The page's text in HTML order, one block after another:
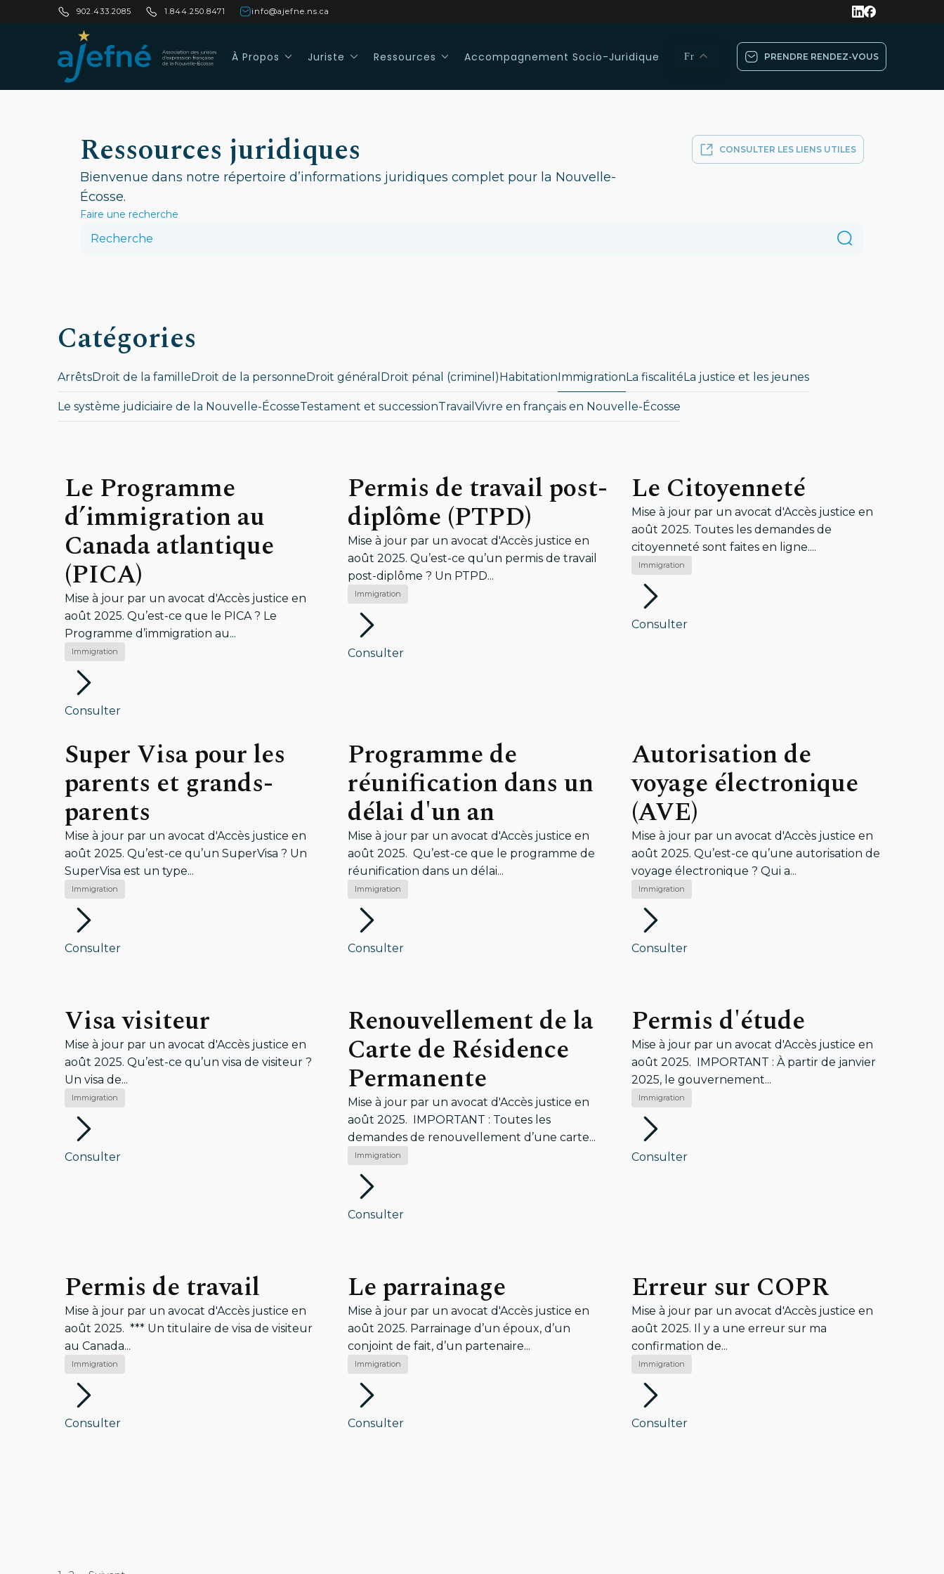
902.433.2085 1.844.250.8471 info@ajefne.ns.ca
À Propos Juriste Ressources Accompagnement Socio-Juridique Fr PRENDRE RENDEZ-VOUS
Ressources juridiques
Bienvenue dans notre répertoire d’informations juridiques complet pour la Nouvelle-
Écosse.
CONSULTER LES LIENS UTILES
Faire une recherche
Catégories
ArrêtsDroit de la familleDroit de la personneDroit général Droit pénal (criminel)HabitationImmigrationLa fiscalitéLa justice et les jeunes
Le système judiciaire de la Nouvelle-ÉcosseTestament et successionTravail Vivre en français en Nouvelle-Écosse
Le Programme
d’immigration au
Canada atlantique
(PICA)
Mise à jour par un avocat d'Accès justice en
août 2025. Qu’est-ce que le PICA ? Le
Programme d’immigration au...
Immigration
Consulter
Permis de travail post-
diplôme (PTPD)
Mise à jour par un avocat d'Accès justice en
août 2025. Qu’est-ce qu’un permis de travail
post-diplôme ? Un PTPD...
Immigration
Consulter
Le Citoyenneté
Mise à jour par un avocat d'Accès justice en
août 2025. Toutes les demandes de
citoyenneté sont faites en ligne....
Immigration
Consulter
Super Visa pour les
parents et grands-
parents
Mise à jour par un avocat d'Accès justice en
août 2025. Qu’est-ce qu’un SuperVisa ? Un
SuperVisa est un type...
Immigration
Consulter
Programme de
réunification dans un
délai d'un an
Mise à jour par un avocat d'Accès justice en
août 2025. Qu’est-ce que le programme de
réunification dans un délai...
Immigration
Consulter
Autorisation de
voyage électronique
(AVE)
Mise à jour par un avocat d'Accès justice en
août 2025. Qu’est-ce qu’une autorisation de
voyage électronique ? Qui a...
Immigration
Consulter
Visa visiteur
Mise à jour par un avocat d'Accès justice en
août 2025. Qu’est-ce qu’un visa de visiteur ?
Un visa de...
Immigration
Consulter
Renouvellement de la
Carte de Résidence
Permanente
Mise à jour par un avocat d'Accès justice en
août 2025. IMPORTANT : Toutes les
demandes de renouvellement d’une carte...
Immigration
Consulter
Permis d'étude
Mise à jour par un avocat d'Accès justice en
août 2025. IMPORTANT : À partir de janvier
2025, le gouvernement...
Immigration
Consulter
Permis de travail
Mise à jour par un avocat d'Accès justice en
août 2025. *** Un titulaire de visa de visiteur
au Canada...
Immigration
Consulter
Le parrainage
Mise à jour par un avocat d'Accès justice en
août 2025. Parrainage d’un époux, d’un
conjoint de fait, d’un partenaire...
Immigration
Consulter
Erreur sur COPR
Mise à jour par un avocat d'Accès justice en
août 2025. Il y a une erreur sur ma
confirmation de...
Immigration
Consulter